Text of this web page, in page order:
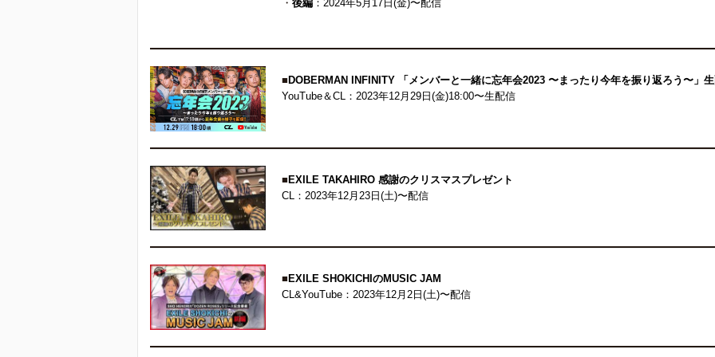
・後編 ：2024年5月17日(金)〜配信
■ DOBERMAN INFINITY 「メンバーと一緒に忘年会2023 〜まったり今年を振り返ろう〜」
YouTube＆CL：2023年12月29日(金)18:00〜生配信
■EXILE TAKAHIRO 感謝のクリスマスプレゼント
CL：2023年12月23日(土)〜配信
■ EXILE SHOKICHIのMUSIC JAM
CL&YouTube：2023年12月2日(土)〜配信